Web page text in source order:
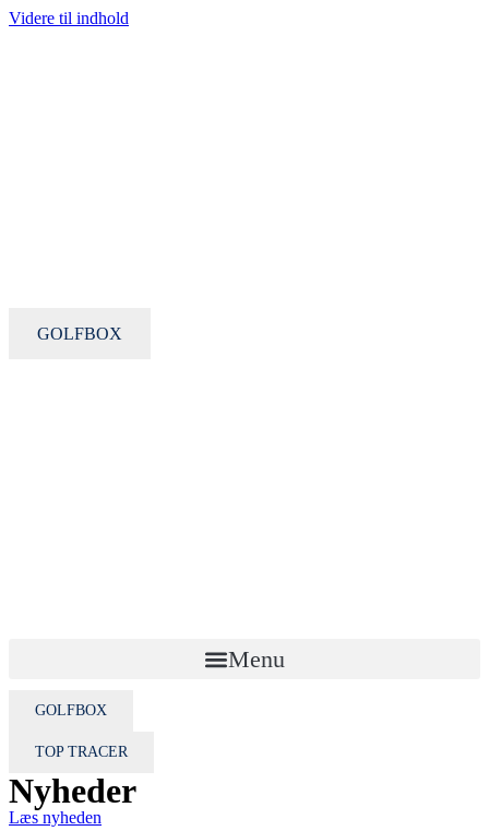
Videre til indhold
GOLFBOX
Menu
GOLFBOX
TOP TRACER
Nyheder
Læs nyheden